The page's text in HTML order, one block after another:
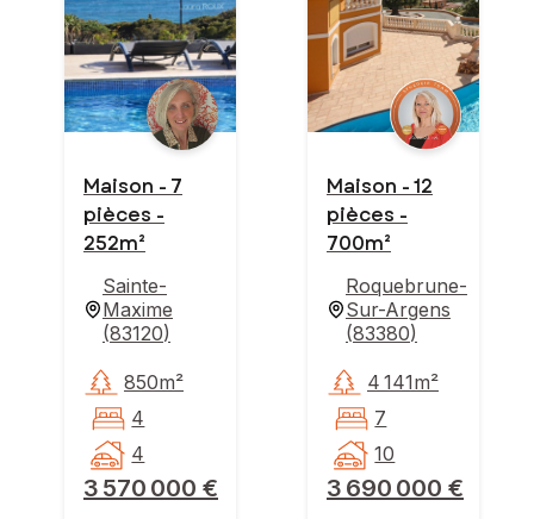
Maison - 7
pièces -
252m²
Sainte-
Maxime
(83120)
3 570 000 €
850m²
4
4
Maison - 12
pièces -
700m²
Roquebrune-
Sur-Argens
(83380)
3 690 000 €
4 141m²
7
10